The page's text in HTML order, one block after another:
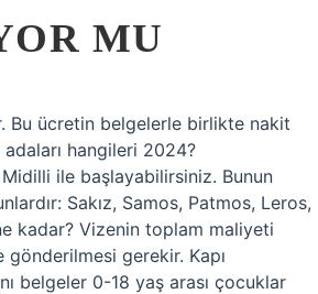
MU
Bu ücretin belgelerle birlikte nakit
hangileri 2024?
Midilli ile başlayabilirsiniz. Bunun
Sakız, Samos, Patmos, Leros,
kadar? Vizenin toplam maliyeti
gönderilmesi gerekir. Kapı
belgeler 0-18 yaş arası çocuklar